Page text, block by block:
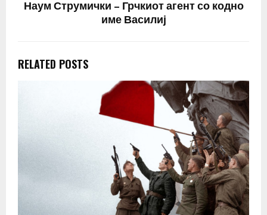
Наум Струмички – Грчкиот агент со кодно
име Василиј
RELATED POSTS